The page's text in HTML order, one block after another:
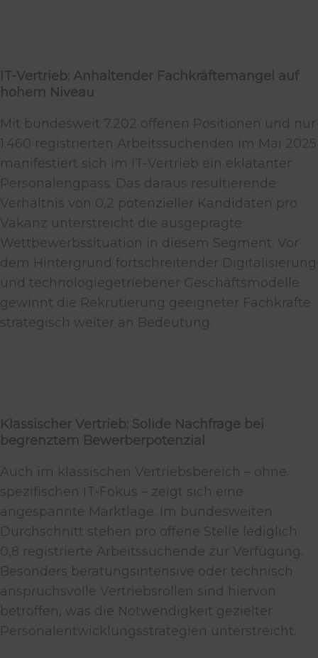
IT-Vertrieb: Anhaltender Fachkräftemangel auf
hohem Niveau
Mit bundesweit 7.202 offenen Positionen und nur
1.460 registrierten Arbeitssuchenden im Mai 2025
manifestiert sich im IT-Vertrieb ein eklatanter
Personalengpass. Das daraus resultierende
Verhältnis von 0,2 potenzieller Kandidaten pro
Vakanz unterstreicht die ausgeprägte
Wettbewerbssituation in diesem Segment. Vor
dem Hintergrund fortschreitender Digitalisierung
und technologiegetriebener Geschäftsmodelle
gewinnt die Rekrutierung geeigneter Fachkräfte
strategisch weiter an Bedeutung.
Klassischer Vertrieb: Solide Nachfrage bei
begrenztem Bewerberpotenzial
Auch im klassischen Vertriebsbereich – ohne
spezifischen IT-Fokus – zeigt sich eine
angespannte Marktlage. Im bundesweiten
Durchschnitt stehen pro offene Stelle lediglich
0,8 registrierte Arbeitssuchende zur Verfügung.
Besonders beratungsintensive oder technisch
anspruchsvolle Vertriebsrollen sind hiervon
betroffen, was die Notwendigkeit gezielter
Personalentwicklungsstrategien unterstreicht.